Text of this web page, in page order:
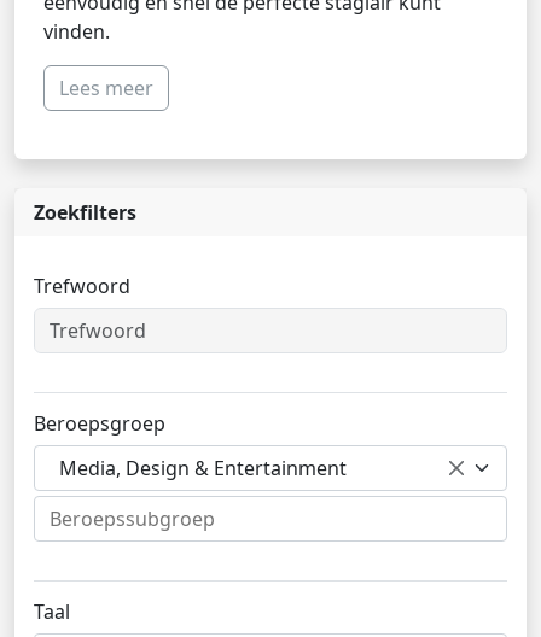
vinden.
Lees meer
Zoekfilters
Trefwoord
Beroepsgroep
Media, Design & Entertainment
Taal